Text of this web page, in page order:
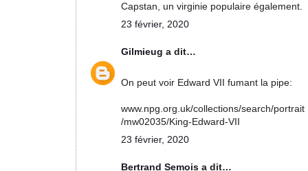
Capstan, un virginie populaire également.
23 février, 2020
Gilmieug a dit…
On peut voir Edward VII fumant la pipe:
www.npg.org.uk/collections/search/portrait
/mw02035/King-Edward-VII
23 février, 2020
Bertrand Semois a dit…